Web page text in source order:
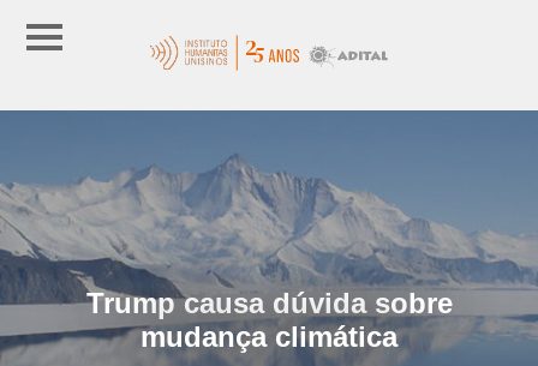
Trump causa dúvida sobre
mudança climática